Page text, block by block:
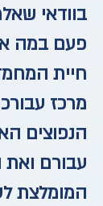
בוודאי
פעם במה
חיית
מרכז
הנפוצים
עבורם
המומלצת